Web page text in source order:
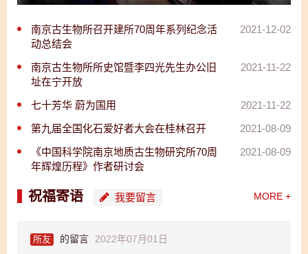
南京古生物所召开建所70周年系列纪念活
动总结会
2021-12-02
南京古生物所所史馆暨李四光先生办公旧
址在宁开放
2021-11-22
七十芳华 蔚为国用
2021-11-22
第九届全国化石爱好者大会在桂林召开
2021-08-09
《中国科学院南京地质古生物研究所70周
年辉煌历程》作者研讨会
2021-08-09
祝福寄语 我要留言 MORE +
所友 的留言 2022年07月01日